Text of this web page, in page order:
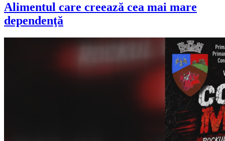
Alimentul care creează cea mai mare
dependenţă